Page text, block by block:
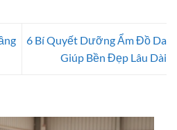
6 Bí Quyết Dưỡng Ẩm Đồ Da
Giúp Bền Đẹp Lâu Dài